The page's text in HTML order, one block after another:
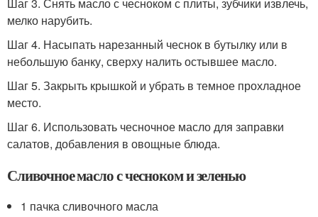
мелко нарубить.
Шаг 4. Насыпать нарезанный чеснок в бутылку или в
небольшую банку, сверху налить остывшее масло.
Шаг 5. Закрыть крышкой и убрать в темное прохладное
место.
Шаг 6. Использовать чесночное масло для заправки
салатов, добавления в овощные блюда.
Сливочное масло с чесноком и зеленью
1 пачка сливочного масла